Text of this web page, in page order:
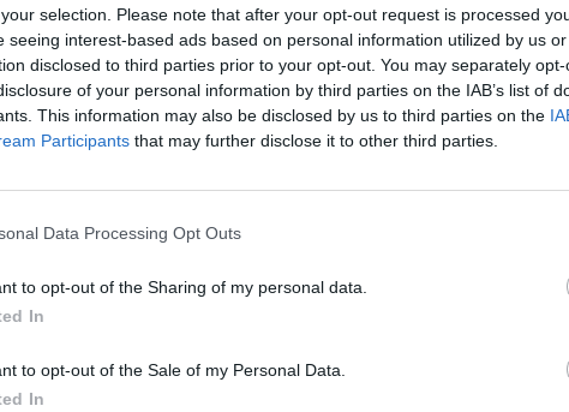
selection. Please note that after your opt-out request is processed
seeing interest-based ads based on personal information utilized by us
disclosed to third parties prior to your opt-out. You may separately
of your personal information by third parties on the IAB’s list of
This information may also be disclosed by us to third parties on the
Participants that may further disclose it to other third parties.
Data Processing Opt Outs
to opt-out of the Sharing of my personal data.
In
to opt-out of the Sale of my Personal Data.
In
depende del "pie".
euros.
estas. Eso si, busca bien que varina mucho de precio.